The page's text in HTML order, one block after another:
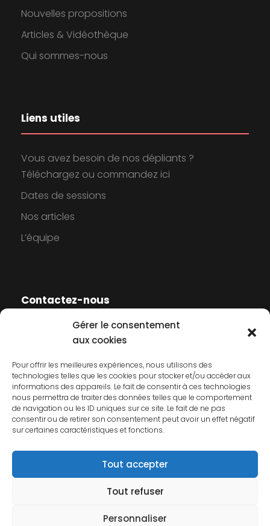
Gérer le consentement
aux cookies
Pour offrir les meilleures expériences, nous utilisons des
technologies telles que les cookies pour stocker et/ou accéder aux
informations des appareils. Le fait de consentir à ces technologies
nous permettra de traiter des données telles que le comportement
de navigation ou les ID uniques sur ce site. Le fait de ne pas
consentir ou de retirer son consentement peut avoir un effet négatif
sur certaines caractéristiques et fonctions.
Tout accepter
Tout refuser
Personnaliser
Nouvelles propositions
Articles & Vidéothèque
Qui sommes-nous
Liens utiles
Vous avez besoin de nos dépliants ?
Téléchargez ou commandez ici
Dates de sessions
Nos articles
L’équipe
Contactez-nous
Contactez-nous
Mentions légales
Politique de cookies
Politique de confidentialité
© 2026 AFCP. Tous droits réservés.